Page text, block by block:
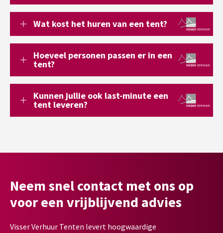
Wat kost het huren van een tent?
Hoeveel personen passen er in een
tent?
Kunnen jullie ook last-minute een
tent leveren?
Neem snel contact met ons op
voor een vrijblijvend advies
Visser Verhuur Tenten levert hoogwaardige